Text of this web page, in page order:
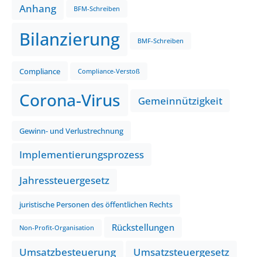
Anhang BFM-Schreiben
Bilanzierung BMF-Schreiben
Compliance Compliance-Verstoß
Corona-Virus Gemeinnützigkeit
Gewinn- und Verlustrechnung
Implementierungsprozess
Jahressteuergesetz
juristische Personen des öffentlichen Rechts
Non-Profit-Organisation Rückstellungen
Umsatzbesteuerung Umsatzsteuergesetz